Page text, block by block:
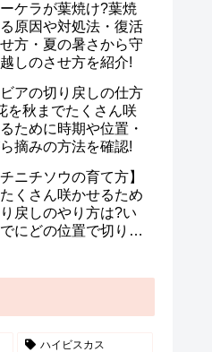
ケラが葉焼け?葉焼
原因や対処法・復活
方・夏の暑さから守
しのさせ方を紹介!
アの切り戻しの仕方
を秋までたくさん咲
ために時期や位置・
摘みの方法を確認!
チニチソウの育て方】
くさん咲かせるため
戻しのやり方は?い
にどの位置で切り戻
ハイビスカス